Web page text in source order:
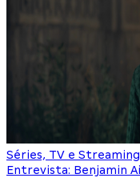
Séries, TV e Streaming
Entrevista: Benjamin